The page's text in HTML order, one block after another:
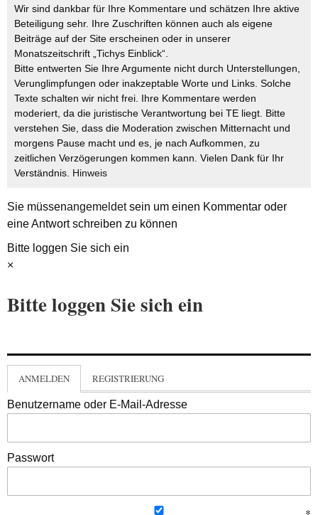
Wir sind dankbar für Ihre Kommentare und schätzen Ihre aktive
Beteiligung sehr. Ihre Zuschriften können auch als eigene
Beiträge auf der Site erscheinen oder in unserer
Monatszeitschrift „Tichys Einblick“.
Bitte entwerten Sie Ihre Argumente nicht durch Unterstellungen,
Verunglimpfungen oder inakzeptable Worte und Links. Solche
Texte schalten wir nicht frei. Ihre Kommentare werden
moderiert, da die juristische Verantwortung bei TE liegt. Bitte
verstehen Sie, dass die Moderation zwischen Mitternacht und
morgens Pause macht und es, je nach Aufkommen, zu
zeitlichen Verzögerungen kommen kann. Vielen Dank für Ihr
Verständnis. Hinweis
Sie müssenangemeldetsein um einen Kommentar oder
eine Antwort schreiben zu können
Bitte loggen Sie sich ein
×
Bitte loggen Sie sich ein
ANMELDEN REGISTRIERUNG
Benutzername oder E-Mail-Adresse
Passwort